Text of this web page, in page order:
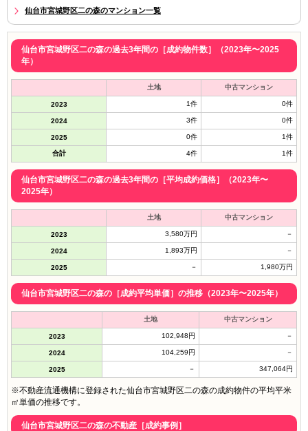
仙台市宮城野区二の森のマンション一覧
仙台市宮城野区二の森の過去3年間の［成約物件数］（2023年〜2025
年）
土地 中古マンション
2023 1件 0件
2024 3件 0件
2025 0件 1件
合計 4件 1件
仙台市宮城野区二の森の過去3年間の［平均成約価格］（2023年〜
2025年）
土地 中古マンション
2023 3,580万円 －
2024 1,893万円 －
2025 － 1,980万円
仙台市宮城野区二の森の［成約平均単価］の推移（2023年〜2025年）
土地 中古マンション
2023 102,948円 －
2024 104,259円 －
2025 － 347,064円
※不動産流通機構に登録された仙台市宮城野区二の森の成約物件の平均平米
㎡単価の推移です。
仙台市宮城野区二の森の不動産［成約事例］